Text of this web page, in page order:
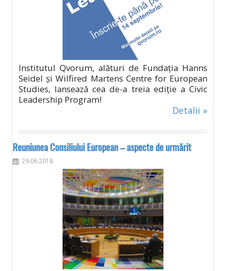
Institutul Qvorum, alături de Fundația Hanns
Seidel și Wilfired Martens Centre for European
Studies, lansează cea de-a treia ediție a Civic
Leadership Program!
Detalii »
Reuniunea Consiliului European – aspecte de urmărit
29.06.2018